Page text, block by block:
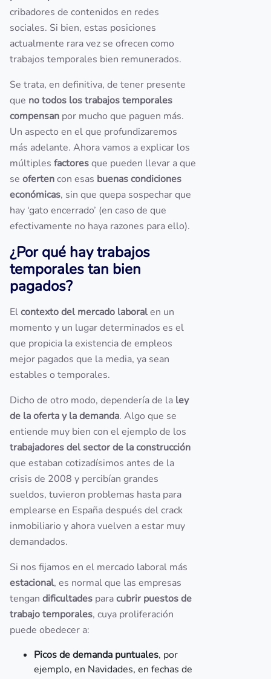
cribadores de contenidos en redes
sociales. Si bien, estas posiciones
actualmente rara vez se ofrecen como
trabajos temporales bien remunerados.
Se trata, en definitiva, de tener presente
que no todos lostrabajos temporales
compensan por mucho que paguen más.
Un aspecto en el que profundizaremos
más adelante. Ahora vamos a explicar los
múltiples factoresque pueden llevar a que
se ofertencon esas buenas condiciones
económicas, sin que quepa sospechar que
hay ‘gato encerrado’ (en caso de que
efectivamente no haya razones para ello).
¿Por qué hay trabajos
temporales tan bien
pagados?
Elcontexto del mercado laboralen un
momento y un lugar determinados es el
que propicia la existencia de empleos
mejor pagados que la media, ya sean
estables o temporales.
Dicho de otro modo, dependería de la ley
de la oferta y la demanda. Algo que se
entiende muy bien con el ejemplo de los
trabajadores del sector de la construcción
que estaban cotizadísimos antes de la
crisis de 2008 y percibían grandes
sueldos, tuvieron problemas hasta para
emplearse en España después del crack
inmobiliario y ahora vuelven a estar muy
demandados.
Si nos fijamos en el mercado laboral más
estacional, es normal que las empresas
tengan dificultades paracubrir puestos de
trabajo temporales, cuya proliferación
puede obedecer a:
Picos de demanda puntuales, por
ejemplo, en Navidades, en fechas de